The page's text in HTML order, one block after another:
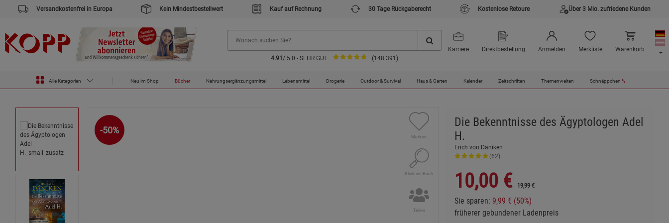
Versandkostenfrei in Europa Kein Mindestbestellwert Kauf auf Rechnung 30 Tage Rückgaberecht Kostenlose Retoure Über 3 Mio. zufriedene Kunden
4.91 / 5.0 - SEHR GUT (148.391)
Karriere Direktbestellung Anmelden Merkliste Warenkorb
Alle Kategorien Neu im Shop Bücher Nahrungsergänzungsmittel Lebensmittel Drogerie Outdoor & Survival Haus & Garten Kalender Zeitschriften Themenwelten Schnäppchen %
Zur Startseite des Kopp Verlag Online-Shop
Bücher Die Bekenntnisse des Ägyptologen Adel H.
-50%
Merken
Klick ins Buch
Teilen
Die Bekenntnisse des Ägyptologen Adel
H.
Erich von Däniken
(62)
10,00 € 19,99 €
Sie sparen: 9,99 € (50%)
früherer gebundener Ladenpreis